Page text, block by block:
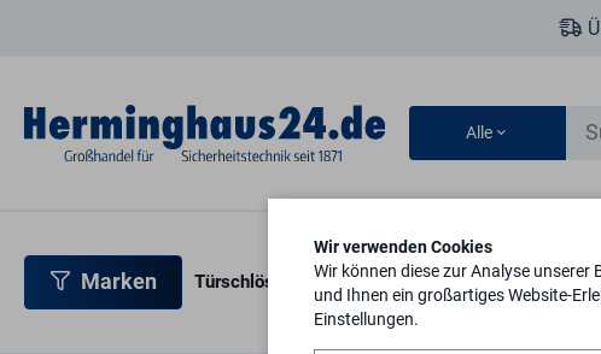
Alle
Marken Türschlösser Türbeschläge Türsicherheit
Wir verwenden Cookies
Wir können diese zur Analyse
und Ihnen ein großartiges Website-
Einstellungen.